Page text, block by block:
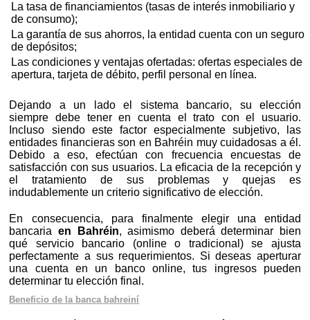
La tasa de financiamientos (tasas de interés inmobiliario y
de consumo);
La garantía de sus ahorros, la entidad cuenta con un seguro
de depósitos;
Las condiciones y ventajas ofertadas: ofertas especiales de
apertura, tarjeta de débito, perfil personal en línea.
Dejando a un lado el sistema bancario, su elección
siempre debe tener en cuenta el trato con el usuario.
Incluso siendo este factor especialmente subjetivo, las
entidades financieras son en Bahréin muy cuidadosas a él.
Debido a eso, efectúan con frecuencia encuestas de
satisfacción con sus usuarios. La eficacia de la recepción y
el tratamiento de sus problemas y quejas es
indudablemente un criterio significativo de elección.
En consecuencia, para finalmente elegir una entidad
bancariaen Bahréin, asimismo deberá determinar bien
qué servicio bancario (online o tradicional) se ajusta
perfectamente a sus requerimientos. Si deseas aperturar
una cuenta en un banco online, tus ingresos pueden
determinar tu elección final.
Beneficio de la banca bahreiní